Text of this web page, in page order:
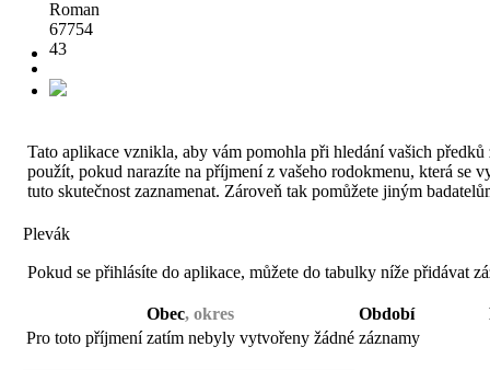
Roman
67754
43
Tato aplikace vznikla, aby vám pomohla při hledání vašich
použít, pokud narazíte na příjmení z vašeho rodokmenu, která se
tuto skutečnost zaznamenat. Zároveň tak pomůžete jiným
Plevák
Pokud se přihlásíte do aplikace, můžete do tabulky níže přidávat
Obec, okres Období
Pro toto příjmení zatím nebyly vytvořeny žádné záznamy